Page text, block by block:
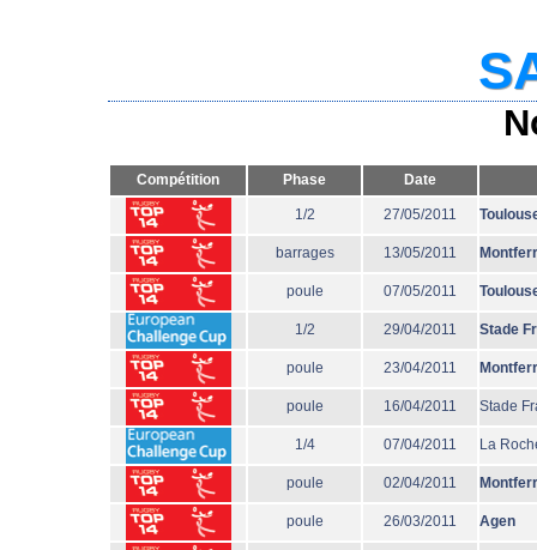
Compétition Phase Date
1/2 27/05/2011
barrages 13/05/2011
poule 07/05/2011
1/2 29/04/2011 Stade
poule 23/04/2011
poule 16/04/2011 Stade
1/4 07/04/2011 La
poule 02/04/2011
poule 26/03/2011 Agen